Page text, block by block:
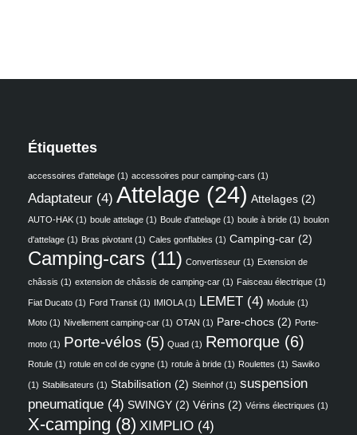
Étiquettes
accessoires d'attelage (1) accessoires pour camping-cars (1)
Adaptateur (4) Attelage (24) Attelages (2)
AUTO-HAK (1) boule attelage (1) Boule d'attelage (1) boule à bride (1) boulon
d'attelage (1) Bras pivotant (1) Cales gonflables (1) Camping-car (2)
Camping-cars (11) Convertisseur (1) Extension de
châssis (1) extension de châssis de camping-car (1) Faisceau électrique (1)
Fiat Ducato (1) Ford Transit (1) IMIOLA(1) LEMET (4) Module (1)
Moto (1) Nivellement camping-car (1) OTAN (1) Pare-chocs (2) Porte-
moto (1) Porte-vélos (5) Quad (1) Remorque (6)
Rotule (1) rotule en col de cygne (1) rotule à bride (1) Roulettes (1) Sawiko
(1) Stabilisateurs (1) Stabilisation (2) Steinhof (1) suspension
pneumatique (4) SWINGY (2) Vérins (2) Vérins électriques (1)
X-camping (8) XIMPLIO (4)